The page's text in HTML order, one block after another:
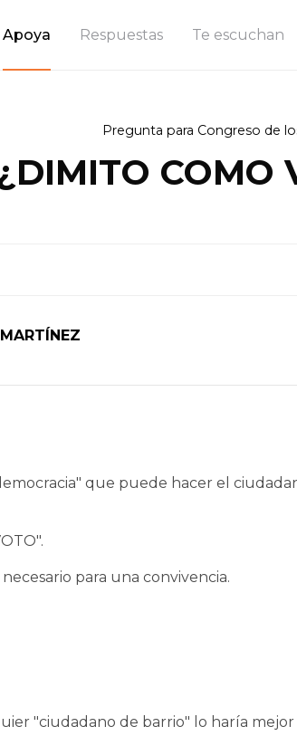
Apoya Respuestas Te escuchan
Pregunta para Congreso de
COMO
que puede hacer el
para una convivencia.
"ciudadano de barrio" lo haría mejor